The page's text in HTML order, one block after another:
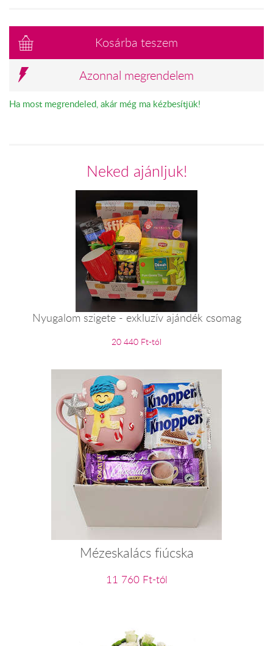
Kosárba teszem
Azonnal megrendelem
Ha most megrendeled, akár még ma kézbesítjük!
Neked ajánljuk!
Nyugalom szigete - exkluzív ajándék csomag
20 440 Ft-tól
Mézeskalács fiúcska
11 760 Ft-tól